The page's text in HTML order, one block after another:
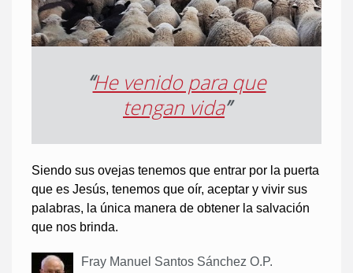
“He venido para que
tengan vida”
Siendo sus ovejas tenemos que entrar por la puerta
que es Jesús, tenemos que oír, aceptar y vivir sus
palabras, la única manera de obtener la salvación
que nos brinda.
Fray Manuel Santos Sánchez O.P.